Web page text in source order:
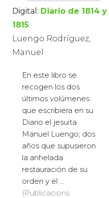
Digital: Diario de 1814 y
1815
Luengo Rodríguez,
Manuel
En este libro se
recogen los dos
últimos volúmenes
que escribiera en su
Diario el jesuita
Manuel Luengo; dos
años que supusieron
la anhelada
restauración de su
orden y el ...
(Publicacions